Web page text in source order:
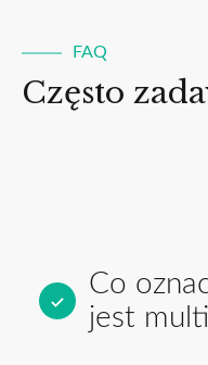
FAQ
Często
Co
jest